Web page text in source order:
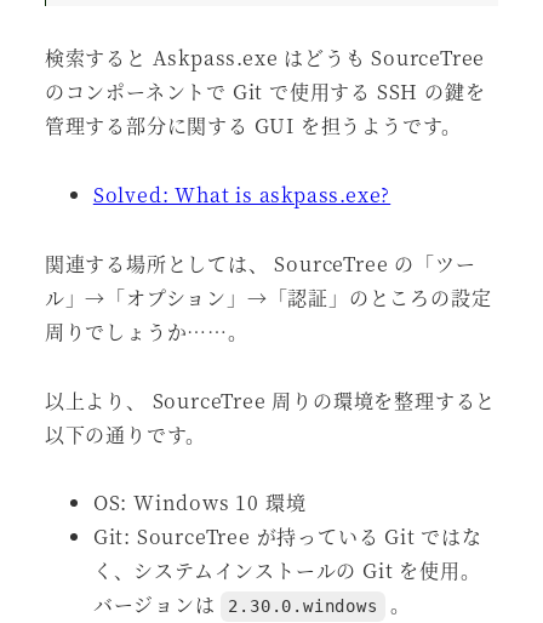
検索すると Askpass.exe はどうも SourceTree
のコンポーネントで Git で使用する SSH の鍵を
管理する部分に関する GUI を担うようです。
Solved: What is askpass.exe?
関連する場所としては、 SourceTree の「ツー
ル」→「オプション」→「認証」のところの設定
周りでしょうか……。
以上より、 SourceTree 周りの環境を整理すると
以下の通りです。
OS: Windows 10 環境
Git: SourceTree が持っている Git ではな
く、システムインストールの Git を使用。
バージョンは
2.30.0.windows
。